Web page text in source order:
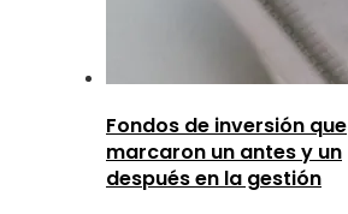
Fondos de inversión que
marcaron un antes y un
después en la gestión